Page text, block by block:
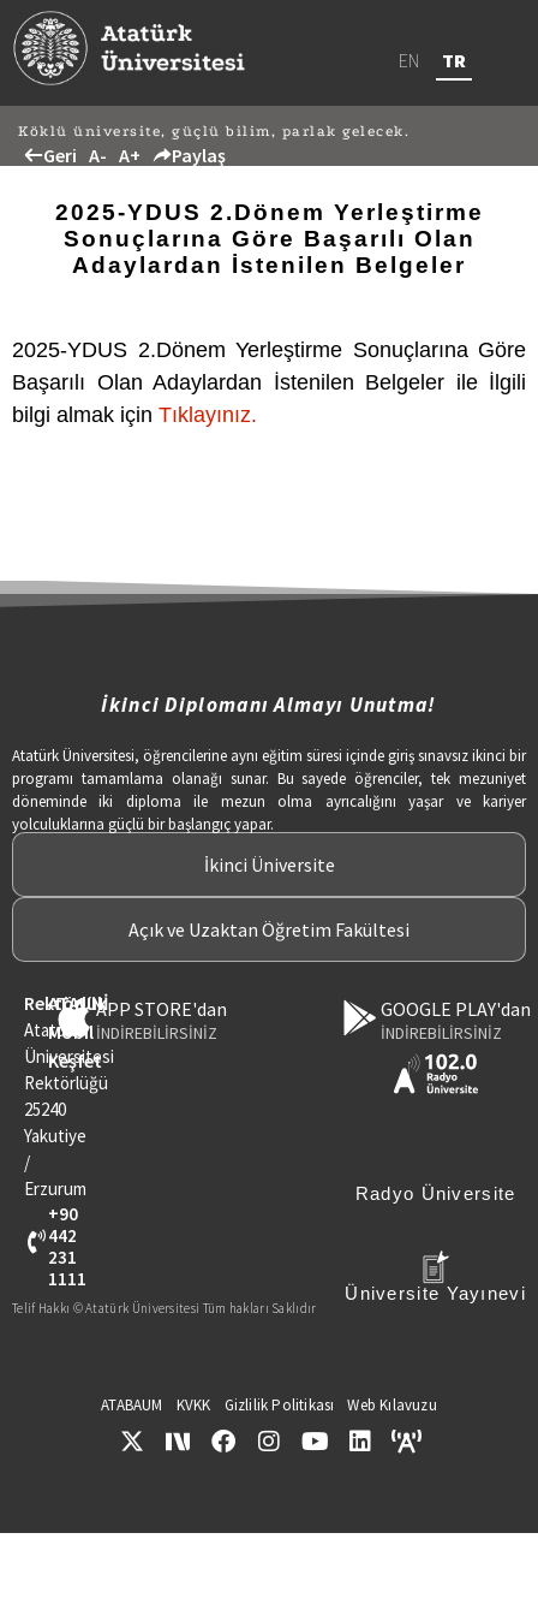
EN TR
Köklü üniversite, güçlü bilim, parlak gelecek.
Geri A- A+ Paylaş
2025-YDUS 2.Dönem Yerleştirme
Sonuçlarına Göre Başarılı Olan
Adaylardan İstenilen Belgeler
2025-YDUS 2.Dönem Yerleştirme Sonuçlarına Göre
Başarılı Olan Adaylardan İstenilen Belgeler ile İlgili
bilgi almak için Tıklayınız.
İkinci Diplomanı Almayı Unutma!
Atatürk Üniversitesi, öğrencilerine aynı eğitim süresi içinde giriş sınavsız ikinci bir
programı tamamlama olanağı sunar. Bu sayede öğrenciler, tek mezuniyet
döneminde iki diploma ile mezun olma ayrıcalığını yaşar ve kariyer
yolculuklarına güçlü bir başlangıç yapar.
İkinci Üniversite
Açık ve Uzaktan Öğretim Fakültesi
Rektörlük
Atatürk
Üniversitesi
Rektörlüğü
25240
Yakutiye
/
Erzurum
+90
442
231
1111
ATAUNİ
Mobil
Keşfet
APP STORE'dan
İNDİREBİLİRSİNİZ
GOOGLE PLAY'dan
İNDİREBİLİRSİNİZ
Radyo Üniversite
Üniversite Yayınevi
Telif Hakkı © Atatürk Üniversitesi Tüm hakları Saklıdır
ATABAUM KVKK Gizlilik Politikası Web Kılavuzu